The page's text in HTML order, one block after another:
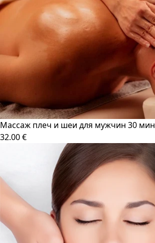
Массаж плеч и шеи для мужчин 30 мин
32.00 €